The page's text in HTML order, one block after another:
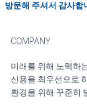
연혁/인증현
사업영역
탈취시설
수질오염방
환경인허가
방문해 주셔서 감사합
COMPANY
미래를 위해 노력하
신용을 최우선으로
환경을 위해 꾸준히